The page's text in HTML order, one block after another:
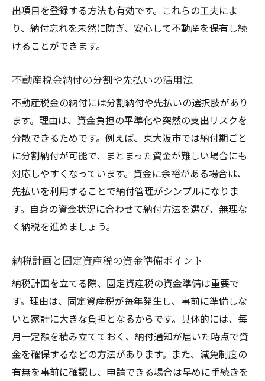
出項目を登録する方法も有効です。これらの工夫によ
り、納付忘れを未然に防ぎ、安心して不動産を保有し続
けることができます。
不動産税金納付の分割や先払いの活用法
不動産税金の納付には分割納付や先払いの選択肢があり
ます。理由は、資金負担の平準化や突然の支出リスクを
分散できるためです。例えば、東大阪市では納付期ごと
に分割納付が可能で、まとまった資金が難しい場合にも
対応しやすくなっています。資金に余裕がある場合は、
先払いを利用することで納付管理がシンプルになりま
す。自身の資金状況に合わせて納付方法を選び、無理な
く納税を進めましょう。
納税計画と固定資産税の資金準備ポイント
納税計画を立てる際、固定資産税の資金準備は重要で
す。理由は、固定資産税が毎年発生し、事前に準備しな
いと家計に大きな負担となるからです。具体的には、毎
月一定額を積み立てておく、納付通知が届いた時点で資
金を確保するなどの方法があります。また、減免制度の
有無を事前に確認し、申請できる場合は早めに手続きを